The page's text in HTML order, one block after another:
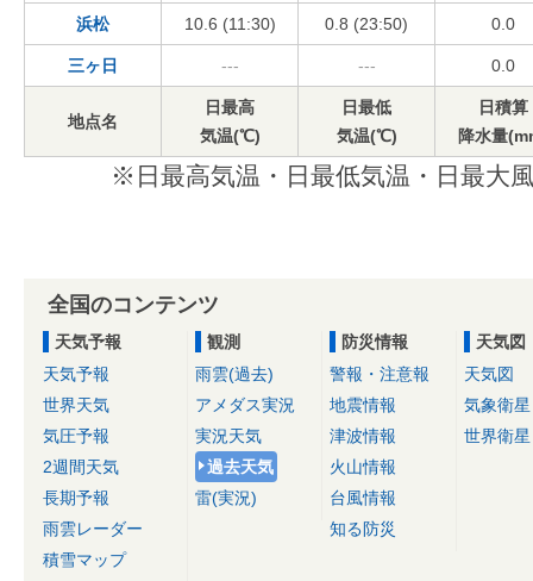
浜松 10.6 (11:30) 0.8 (23:50) 0.0
三ヶ日 --- --- 0.0
地点名
日最高
気温(℃)
日最低
気温(℃)
日積算
降水量
※日最高気温・日最低気温・日最大
全国のコンテンツ
天気予報
天気予報
世界天気
気圧予報
2週間天気
長期予報
雨雲レーダー
積雪マップ
観測
雨雲(過去)
アメダス実況
実況天気
過去天気
雷(実況)
防災情報
警報・注意報
地震情報
津波情報
火山情報
台風情報
知る防災
天気図
天気図
気象衛星
世界衛星